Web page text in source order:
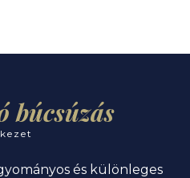
búcsúzás
és különleges